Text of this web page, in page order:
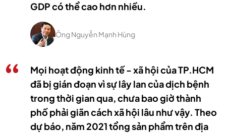
GDP có thể cao hơn nhiều.
Ông Nguyễn Mạnh Hùng
Mọi hoạt động kinh tế - xã hội của TP.HCM
đã bị gián đoạn vì sự lây lan của dịch bệnh
trong thời gian qua, chưa bao giờ thành
phố phải giãn cách xã hội lâu như vậy. Theo
dự báo, năm 2021 tổng sản phẩm trên địa